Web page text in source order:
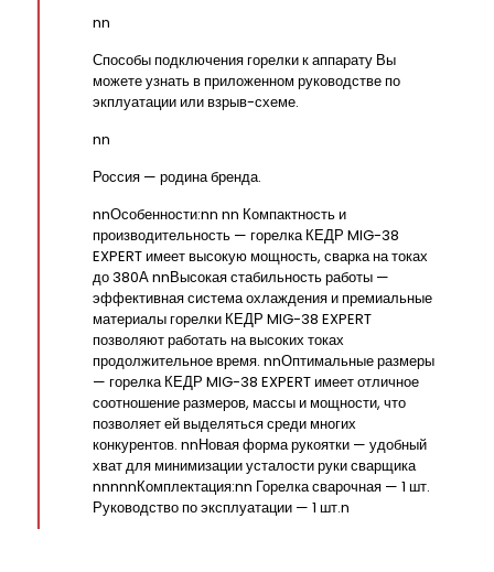
nn
Способы подключения горелки к аппарату Вы
можете узнать в приложенном руководстве по
экплуатации или взрыв-схеме.
nn
Россия — родина бренда.
nnОсобенности:nn nn Компактность и
производительность — горелка КЕДР MIG-38
EXPERT имеет высокую мощность, сварка на токах
до 380А nnВысокая стабильность работы —
эффективная система охлаждения и премиальные
материалы горелки КЕДР MIG-38 EXPERT
позволяют работать на высоких токах
продолжительное время. nnОптимальные размеры
— горелка КЕДР MIG-38 EXPERT имеет отличное
соотношение размеров, массы и мощности, что
позволяет ей выделяться среди многих
конкурентов. nnНовая форма рукоятки — удобный
хват для минимизации усталости руки сварщика
nnnnnКомплектация:nn Горелка сварочная — 1 шт.
Руководство по эксплуатации — 1 шт.n